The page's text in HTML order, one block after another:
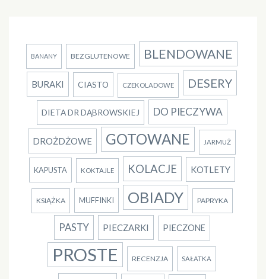
BANANY BEZGLUTENOWE BLENDOWANE
BURAKI CIASTO CZEKOLADOWE DESERY
DIETA DR DĄBROWSKIEJ DO PIECZYWA
DROŻDŻOWE GOTOWANE JARMUŻ
KAPUSTA KOKTAJLE KOLACJE KOTLETY
KSIĄŻKA MUFFINKI OBIADY PAPRYKA
PASTY PIECZARKI PIECZONE
PROSTE RECENZJA SAŁATKA